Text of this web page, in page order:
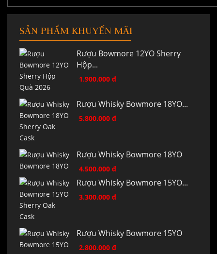
SẢN PHẨM KHUYẾN MÃI
Rượu Bowmore 12YO Sherry
Hộp...
1.900.000 đ
Rượu Whisky Bowmore 18YO...
5.800.000 đ
Rượu Whisky Bowmore 18YO
4.500.000 đ
Rượu Whisky Bowmore 15YO...
3.300.000 đ
Rượu Whisky Bowmore 15YO
2.800.000 đ